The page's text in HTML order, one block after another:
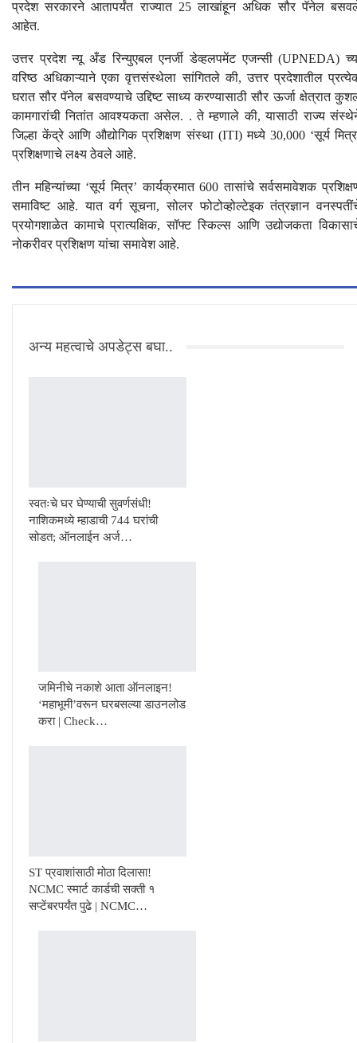
प्रदेश सरकारने आतापर्यंत राज्यात 25 लाखांहून अधिक सौर पॅनेल
आहेत.
उत्तर प्रदेश न्यू अँड रिन्युएबल एनर्जी डेव्हलपमेंट एजन्सी (UPNEDA)
वरिष्ठ अधिकाऱ्याने एका वृत्तसंस्थेला सांगितले की, उत्तर प्रदेशातील
घरात सौर पॅनेल बसवण्याचे उद्दिष्ट साध्य करण्यासाठी सौर ऊर्जा क्षेत्रात
कामगारांची नितांत आवश्यकता असेल. . ते म्हणाले की, यासाठी राज्य
जिल्हा केंद्रे आणि औद्योगिक प्रशिक्षण संस्था (ITI) मध्ये 30,000 ‘सूर्य
प्रशिक्षणाचे लक्ष्य ठेवले आहे.
तीन महिन्यांच्या ‘सूर्य मित्र’ कार्यक्रमात 600 तासांचे सर्वसमावेशक
समाविष्ट आहे. यात वर्ग सूचना, सोलर फोटोव्होल्टेइक तंत्रज्ञान
प्रयोगशाळेत कामाचे प्रात्यक्षिक, सॉफ्ट स्किल्स आणि उद्योजकता
नोकरीवर प्रशिक्षण यांचा समावेश आहे.
अन्य महत्वाचे अपडेट्स बघा..
स्वतःचे घर घेण्याची सुवर्णसंधी!
नाशिकमध्ये म्हाडाची 744 घरांची
सोडत; ऑनलाईन अर्ज…
जमिनीचे नकाशे आता ऑनलाइन!
‘महाभूमी’वरून घरबसल्या डाउनलोड
करा | Check…
ST प्रवाशांसाठी मोठा दिलासा!
NCMC स्मार्ट कार्डची सक्ती १
सप्टेंबरपर्यंत पुढे | NCMC…